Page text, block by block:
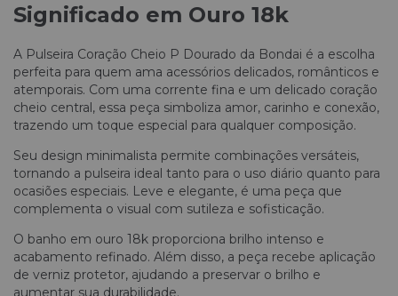
Significado em Ouro 18k
A Pulseira Coração Cheio P Dourado da Bondai é a escolha
perfeita para quem ama acessórios delicados, românticos e
atemporais. Com uma corrente fina e um delicado coração
cheio central, essa peça simboliza amor, carinho e conexão,
trazendo um toque especial para qualquer composição.
Seu design minimalista permite combinações versáteis,
tornando a pulseira ideal tanto para o uso diário quanto para
ocasiões especiais. Leve e elegante, é uma peça que
complementa o visual com sutileza e sofisticação.
O banho em ouro 18k proporciona brilho intenso e
acabamento refinado. Além disso, a peça recebe aplicação
de verniz protetor, ajudando a preservar o brilho e
aumentar sua durabilidade.